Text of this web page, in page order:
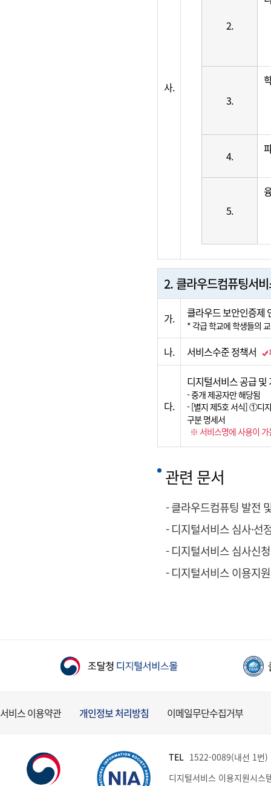
사.
2.
3.
4.
5.
2. 클라우드컴퓨팅서
가. 클라우드 보안인증제
* 각급 학교에 학생들의
나. 서비스수준 정책서
다.
디지털서비스 공급
- 중개 제공자만 해당됨
- [별지 제5호 서식] ①디
구분 명세서
※ 서비스명에 사용이 가
관련 문서
- 클라우드컴퓨팅 발전
- 디지털서비스 심사·선
- 디지털서비스 심사신
- 디지털서비스 이용지
서비스 이용약관 개인정보 처리방침 이메일무단수집거부
TEL 1522-0089(내선 1번
디지털서비스 이용지원시스